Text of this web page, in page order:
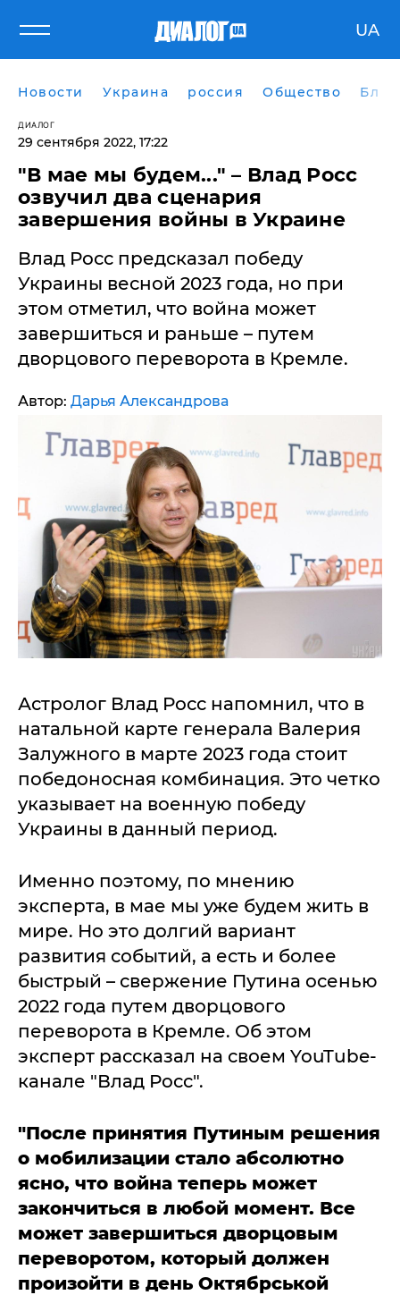
UA
Новости Украина россия Общество
ДИАЛОГ
29 сентября 2022, 17:22
"В мае мы будем..." – Влад Росс
озвучил два сценария
завершения войны в Украине
Влад Росс предсказал победу
Украины весной 2023 года, но при
этом отметил, что война может
завершиться и раньше – путем
дворцового переворота в Кремле.
Автор: Дарья Александрова
Астролог Влад Росс напомнил, что в
натальной карте генерала Валерия
Залужного в марте 2023 года стоит
победоносная комбинация. Это четко
указывает на военную победу
Украины в данный период.
Именно поэтому, по мнению
эксперта, в мае мы уже будем жить в
мире. Но это долгий вариант
развития событий, а есть и более
быстрый – свержение Путина осенью
2022 года путем дворцового
переворота в Кремле. Об этом
эксперт рассказал на своем YouTube-
канале "Влад Росс".
"После принятия Путиным решения
о мобилизации стало абсолютно
ясно, что война теперь может
закончиться в любой момент. Все
может завершиться дворцовым
переворотом, который должен
произойти в день Октябрськой